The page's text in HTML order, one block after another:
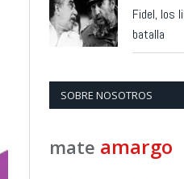
Fidel, los
batalla
SOBRE NOSOTROS
mate amargo